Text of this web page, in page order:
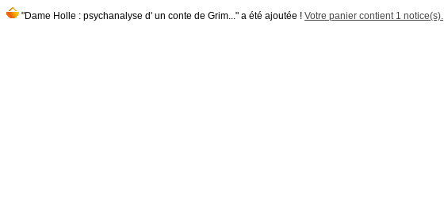
"Dame Holle : psychanalyse d' un conte de Grim..." a été ajoutée ! Votre panier contient 1 notice(s).